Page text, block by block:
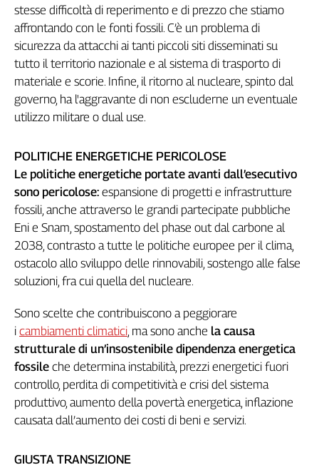
D'Aosta
Veneto
Archivio
Storico
1955-
2014
Cerca
Contatti
La
redazione
Newsletter
Social
stesse difficoltà di reperimento e di prezzo che stiamo
affrontando con le fonti fossili. C’è un problema di
sicurezza da attacchi ai tanti piccoli siti disseminati su
tutto il territorio nazionale e al sistema di trasporto di
materiale e scorie. Infine, il ritorno al nucleare, spinto dal
governo, ha l'aggravante di non escluderne un eventuale
utilizzo militare o dual use.
POLITICHE ENERGETICHE PERICOLOSE
Le politiche energetiche portate avanti dall’esecutivo
sono pericolose: espansione di progetti e infrastrutture
fossili, anche attraverso le grandi partecipate pubbliche
Eni e Snam, spostamento del phase out dal carbone al
2038, contrasto a tutte le politiche europee per il clima,
ostacolo allo sviluppo delle rinnovabili, sostengo alle false
soluzioni, fra cui quella del nucleare.
Sono scelte che contribuiscono a peggiorare
i cambiamenti climatici, ma sono anche la causa
strutturale di un’insostenibile dipendenza energetica
fossile che determina instabilità, prezzi energetici fuori
controllo, perdita di competitività e crisi del sistema
produttivo, aumento della povertà energetica, inflazione
causata dall’aumento dei costi di beni e servizi.
GIUSTA TRANSIZIONE